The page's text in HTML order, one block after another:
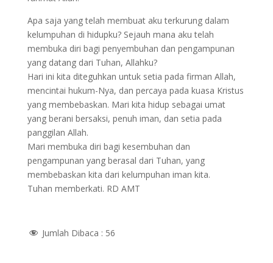
Apa saja yang telah membuat aku terkurung dalam
kelumpuhan di hidupku? Sejauh mana aku telah
membuka diri bagi penyembuhan dan pengampunan
yang datang dari Tuhan, Allahku?
Hari ini kita diteguhkan untuk setia pada firman Allah,
mencintai hukum-Nya, dan percaya pada kuasa Kristus
yang membebaskan. Mari kita hidup sebagai umat
yang berani bersaksi, penuh iman, dan setia pada
panggilan Allah.
Mari membuka diri bagi kesembuhan dan
pengampunan yang berasal dari Tuhan, yang
membebaskan kita dari kelumpuhan iman kita.
Tuhan memberkati. RD AMT
Jumlah Dibaca : 56